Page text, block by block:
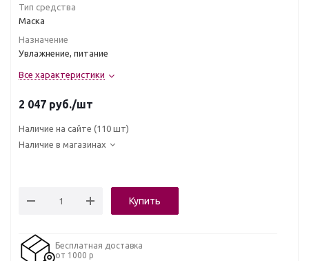
Тип средства
Маска
Назначение
Увлажнение, питание
Все характеристики
2 047 руб./шт
Наличие на сайте (110 шт)
Наличие в магазинах
Купить
Бесплатная доставка
от 1000 р